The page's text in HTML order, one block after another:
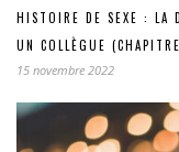
HISTOIRE DE SEXE : LA
UN COLLÈGUE
15 novembre 2022